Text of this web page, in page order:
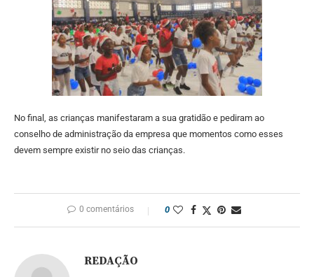
No final, as crianças manifestaram a sua gratidão e pediram ao
conselho de administração da empresa que momentos como esses
devem sempre existir no seio das crianças.
0 comentários 0
REDAÇÃO